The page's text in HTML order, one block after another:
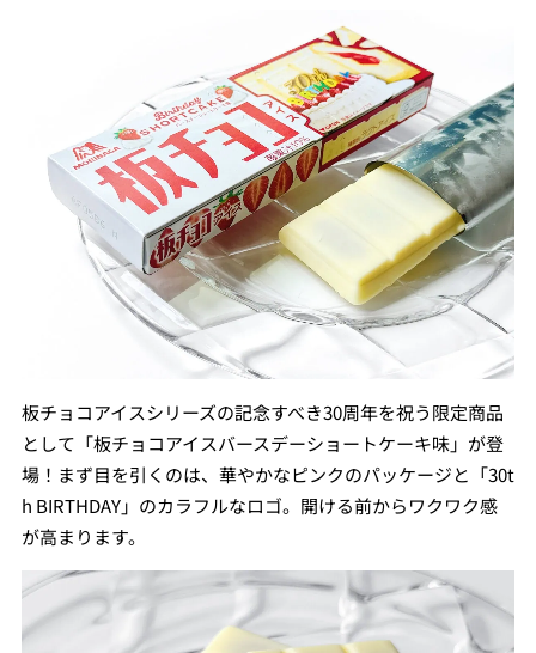
板チョコアイスシリーズの記念すべき30周年を祝う限定商品
として「板チョコアイスバースデーショートケーキ味」が登
場！まず目を引くのは、華やかなピンクのパッケージと「30t
h BIRTHDAY」のカラフルなロゴ。開ける前からワクワク感
が高まります。